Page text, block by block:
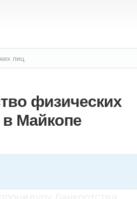
лиц
физических
Майкопе